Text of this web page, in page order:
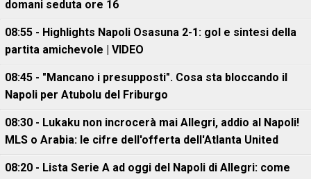
domani seduta ore 16
08:55 - Highlights Napoli Osasuna 2-1: gol e sintesi della
partita amichevole | VIDEO
08:45 - "Mancano i presupposti". Cosa sta bloccando il
Napoli per Atubolu del Friburgo
08:30 - Lukaku non incrocerà mai Allegri, addio al Napoli!
MLS o Arabia: le cifre dell'offerta dell'Atlanta United
08:20 - Lista Serie A ad oggi del Napoli di Allegri: come